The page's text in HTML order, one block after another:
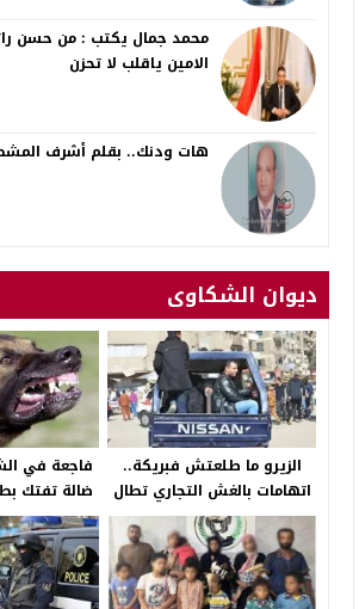
محمد جمال يكتب : من حسن
الامين ياقلب لا تحزن
هات ودنك.. بقلم أشرف
ديوان الشكاوى
الزيرو ما طلعتش فبريكة..
اتهامات بالغش التجاري تطال
«HA Auto التجمع».. شكوى
شراء سيارة بـ3 ملايين جنيه
تفجّر الأزمة
ضالة تفتك
الأهالي